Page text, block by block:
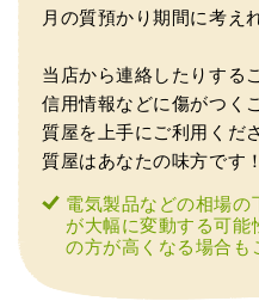
（兵庫県神戸市）別のお店
額を提示いただけたので即
任せできそうです!
月の質預かり期間に考え
当店から連絡したりする
信用情報などに傷がつく
質屋を上手にご利用くだ
質屋はあなたの味方です！
電気製品などの相場
が大幅に変動する可能
の方が高くなる場合も